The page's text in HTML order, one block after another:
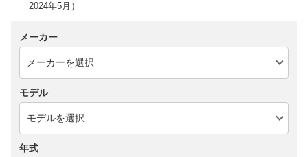
2024年5月）
メーカー
モデル
年式